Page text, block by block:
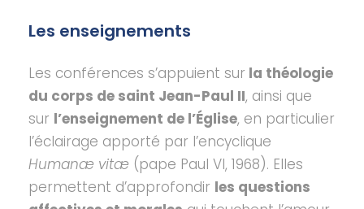
Les enseignements
Les conférences s’appuient sur la théologie
du corps de saint Jean-Paul II, ainsi que
sur l’enseignement de l’Église, en particulier
l’éclairage apporté par l’encyclique
Humanæ vitæ (pape Paul VI, 1968). Elles
permettent d’approfondir les questions